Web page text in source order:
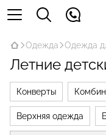
Одежда Одежда
Летние
Конверты
Верхняя одежда